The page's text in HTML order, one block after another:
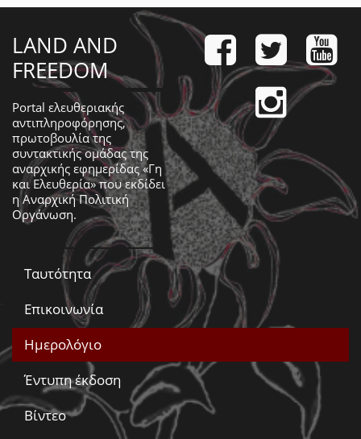
LAND AND
FREEDOM
Portal ελευθεριακής
αντιπληροφόρησης,
πρωτοβουλία της
συντακτικής ομάδας της
αναρχικής εφημερίδας «Γη
και Ελευθερία» που εκδίδει
ηΑναρχική Πολιτική
Οργάνωση.
Ταυτότητα
Επικοινωνία
Ημερολόγιο
Έντυπη έκδοση
Βίντεο